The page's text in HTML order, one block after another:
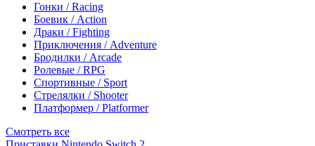
Гонки / Racing
Боевик / Action
Драки / Fighting
Приключения / Adventure
Бродилки / Arcade
Ролевые / RPG
Спортивные / Sport
Стрелялки / Shooter
Платформер / Platformer
Смотреть все